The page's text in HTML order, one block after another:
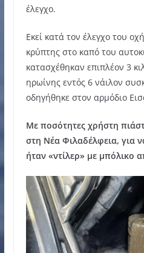
έλεγχο.
Εκεί κατά τον έλεγχο του
κρύπτης στο καπό του
κατασχέθηκαν επιπλέον 3
ηρωίνης εντός 6 νάιλον
οδηγήθηκε στον αρμόδιο
Με ποσότητες χρήστη
στη Νέα Φιλαδέλφεια, για
ήταν «ντίλερ» με μπόλικο